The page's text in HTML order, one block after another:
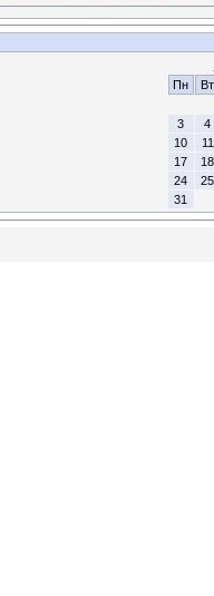
Пн
Вт
3
4
10
11
17
18
24
25
31